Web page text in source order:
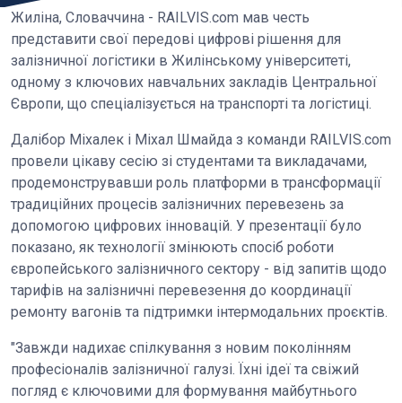
Жиліна, Словаччина - RAILVIS.com мав честь
представити свої передові цифрові рішення для
залізничної логістики в Жилінському університеті,
одному з ключових навчальних закладів Центральної
Європи, що спеціалізується на транспорті та логістиці.
Далібор Міхалек і Міхал Шмайда з команди RAILVIS.com
провели цікаву сесію зі студентами та викладачами,
продемонструвавши роль платформи в трансформації
традиційних процесів залізничних перевезень за
допомогою цифрових інновацій. У презентації було
показано, як технології змінюють спосіб роботи
європейського залізничного сектору - від запитів щодо
тарифів на залізничні перевезення до координації
ремонту вагонів та підтримки інтермодальних проєктів.
"Завжди надихає спілкування з новим поколінням
професіоналів залізничної галузі. Їхні ідеї та свіжий
погляд є ключовими для формування майбутнього